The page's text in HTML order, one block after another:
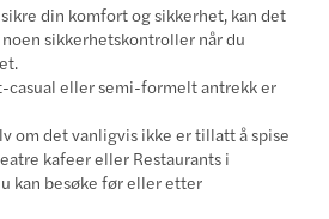
sikre din komfort og sikkerhet, kan det
sikkerhetskontroller når du
casual eller semi-formelt antrekk er
om det vanligvis ikke er tillatt å spise
kafeer eller Restaurants i
kan besøke før eller etter